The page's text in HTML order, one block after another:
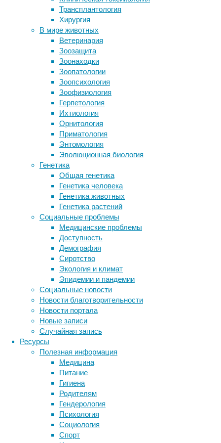
Трансплантология
Хирургия
В мире животных
Ветеринария
Зоозащита
Зоонаходки
Зоопатологии
Зоопсихология
Зоофизиология
Герпетология
Ихтиология
Орнитология
Приматология
Энтомология
Эволюционная биология
Генетика
Общая генетика
Генетика человека
Генетика животных
Генетика растений
Социальные проблемы
Медицинские проблемы
Доступность
Демография
Сиротство
Экология и климат
Эпидемии и пандемии
Социальные новости
Новости благотворительности
Новости портала
Новые записи
Случайная запись
Ресурсы
Полезная информация
Медицина
Питание
Гигиена
Родителям
Гендерология
Психология
Социология
Спорт
биология,
ботаника,
генетика,
эволюция
Генетический
анализ
указал
на
общего
предка
росянки,
венериной
мухоловки
других
растений,
удвоение
генома
которого
запустило
развитие
плотоядности.
Растения
прибегают
к
хищничеству
не
от
хорошей
жизни.
Этот
нехарактерный
для
них
В Эфиопии нашли ископаемую
выдру размером со льва
Метеорологи впервые засняли
невидимое электрическое свечение
деревьев во время грозы
Изменения мозга космонавтов
объяснили нейропластичностью
Максимальная продолжительность
жизни уже достигнута?
Следите за новостями